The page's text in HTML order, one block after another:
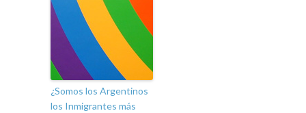
¿Somos los Argentinos
los Inmigrantes más